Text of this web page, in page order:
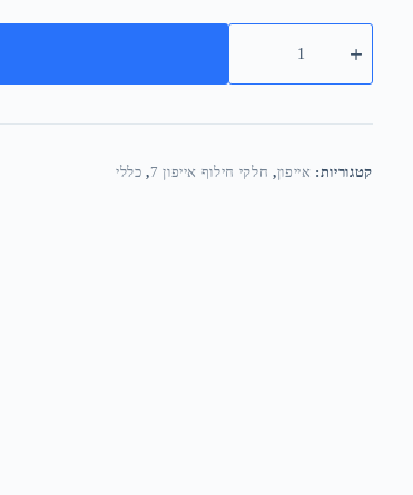
קטגוריות: אייפון, חלקי חילוף אייפון 7 , כללי